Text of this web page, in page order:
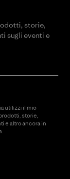
storie,
sugli eventi e
utilizzi il mio
storie,
e altro ancora in